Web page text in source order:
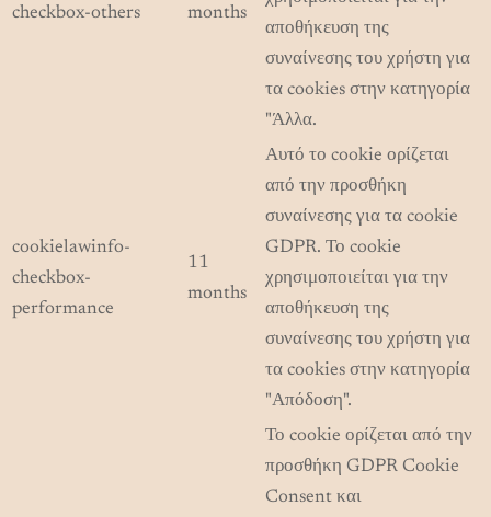
checkbox-others
months
αποθήκευση της
συναίνεσης του χρήστη για
τα cookies στην κατηγορία
"Άλλα.
cookielawinfo-
checkbox-
performance
11
months
Αυτό το cookie ορίζεται
από την προσθήκη
συναίνεσης για τα cookie
GDPR. Το cookie
χρησιμοποιείται για την
αποθήκευση της
συναίνεσης του χρήστη για
τα cookies στην κατηγορία
"Απόδοση".
Το cookie ορίζεται από την
προσθήκη GDPR Cookie
Consent και